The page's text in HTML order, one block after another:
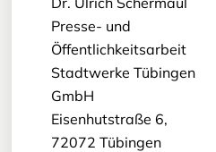
Presse- und
Öffentlichkeitsarbeit
Stadtwerke Tübingen
GmbH
Eisenhutstraße 6,
72072 Tübingen